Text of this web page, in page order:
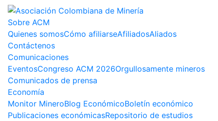
Sobre ACM
Quienes somosCómo afiliarseAfiliadosAliados
Contáctenos
Comunicaciones
EventosCongreso ACM 2026Orgullosamente mineros
Comunicados de prensa
Economía
Monitor MineroBlog EconómicoBoletín económico
Publicaciones económicasRepositorio de estudios